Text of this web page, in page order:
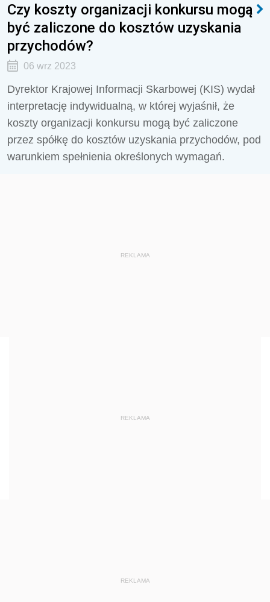
Czy koszty organizacji konkursu mogą
być zaliczone do kosztów uzyskania
przychodów?
06 wrz 2023
Dyrektor Krajowej Informacji Skarbowej (KIS) wydał
interpretację indywidualną, w której wyjaśnił, że
koszty organizacji konkursu mogą być zaliczone
przez spółkę do kosztów uzyskania przychodów, pod
warunkiem spełnienia określonych wymagań.
REKLAMA
REKLAMA
REKLAMA